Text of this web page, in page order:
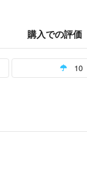
購入での評価
10